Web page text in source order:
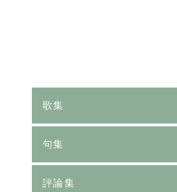
歌集
句集
評論集